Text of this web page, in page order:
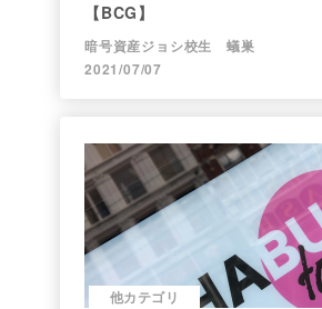
【BCG】
暗号資産ジョシ校生 蟻巣
2021/07/07
他カテゴリ